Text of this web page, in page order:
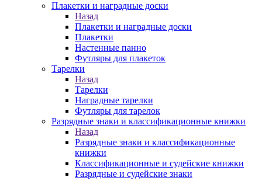
Плакетки и наградные доски
Назад
Плакетки и наградные доски
Плакетки
Настенные панно
Футляры для плакеток
Тарелки
Назад
Тарелки
Наградные тарелки
Футляры для тарелок
Разрядные знаки и классификационные книжки
Назад
Разрядные знаки и классификационные
книжки
Классификационные и судейские книжки
Разрядные и судейские знаки